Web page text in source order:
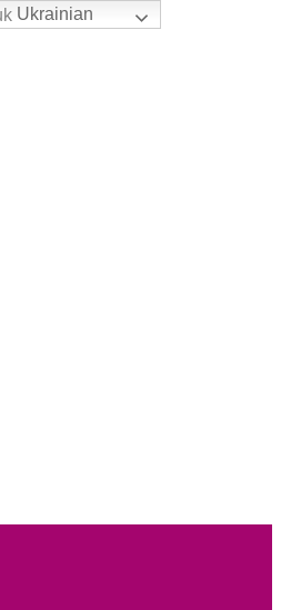
Ukrainian